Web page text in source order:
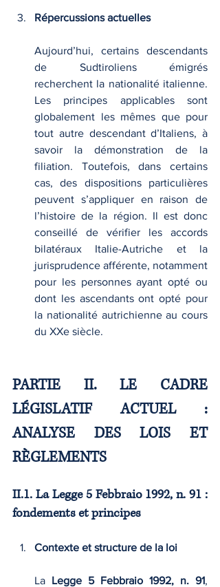
Répercussions actuelles
Aujourd’hui, certains descendants
de Sudtiroliens émigrés
recherchent la nationalité italienne.
Les principes applicables sont
globalement les mêmes que pour
tout autre descendant d’Italiens, à
savoir la démonstration de la
filiation. Toutefois, dans certains
cas, des dispositions particulières
peuvent s’appliquer en raison de
l’histoire de la région. Il est donc
conseillé de vérifier les accords
bilatéraux Italie-Autriche et la
jurisprudence afférente, notamment
pour les personnes ayant opté ou
dont les ascendants ont opté pour
la nationalité autrichienne au cours
du XXe siècle.
PARTIE II. LE CADRE
LÉGISLATIF ACTUEL :
ANALYSE DES LOIS ET
RÈGLEMENTS
II.1. La Legge 5 Febbraio 1992, n. 91 :
fondements et principes
Contexte et structure de la loi
La Legge 5 Febbraio 1992, n. 91,